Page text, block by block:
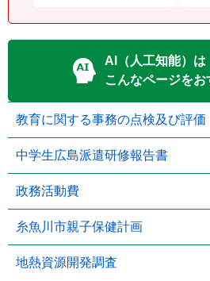
AI（人工知能）は
こんなページを
教育に関する事務の点検及び評価
中学生広島派遣研修報告書
政務活動費
糸魚川市親子保健計画
地熱資源開発調査